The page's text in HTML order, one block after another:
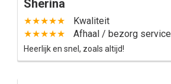
Sherina
★★★★★
Kwaliteit
★★★★★
Afhaal / bezorg service
Heerlijk en snel, zoals altijd!